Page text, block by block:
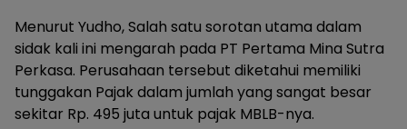
Menurut Yudho, ​Salah satu sorotan utama dalam
sidak kali ini mengarah pada PT Pertama Mina Sutra
Perkasa. Perusahaan tersebut diketahui memiliki
tunggakan Pajak dalam jumlah yang sangat besar
sekitar Rp. 495 juta untuk pajak MBLB-nya.